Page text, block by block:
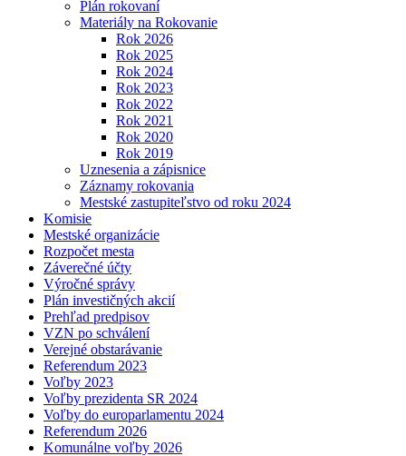
Plán rokovaní
Materiály na Rokovanie
Rok 2026
Rok 2025
Rok 2024
Rok 2023
Rok 2022
Rok 2021
Rok 2020
Rok 2019
Uznesenia a zápisnice
Záznamy rokovania
Mestské zastupiteľstvo od roku 2024
Komisie
Mestské organizácie
Rozpočet mesta
Záverečné účty
Výročné správy
Plán investičných akcií
Prehľad predpisov
VZN po schválení
Verejné obstarávanie
Referendum 2023
Voľby 2023
Voľby prezidenta SR 2024
Voľby do europarlamentu 2024
Referendum 2026
Komunálne voľby 2026